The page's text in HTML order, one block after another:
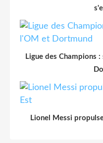
Ligue des Champions
Lionel Messi